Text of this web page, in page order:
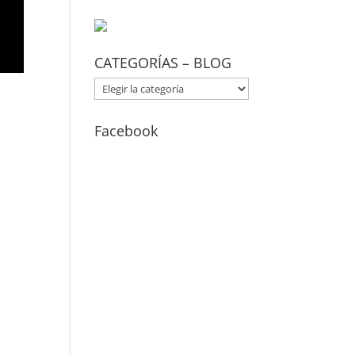
CATEGORÍAS – BLOG
CATEGORÍAS
–
BLOG
Facebook